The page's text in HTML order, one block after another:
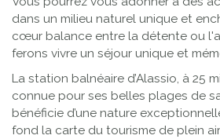
dans un milieu naturel unique et
cœur balance entre la détente ou
ferons vivre un séjour unique et
La station balnéaire d’Alassio, à 25
connue pour ses belles plages de
bénéficie d’une nature
fond la carte du tourisme de plein